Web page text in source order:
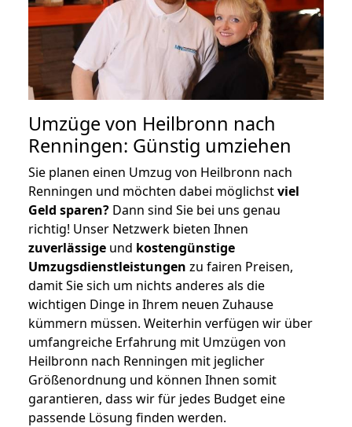
Umzüge von Heilbronn nach
Renningen: Günstig umziehen
Sie planen einen Umzug von Heilbronn nach
Renningen und möchten dabei möglichstviel
Geld sparen? Dann sind Sie bei uns genau
richtig! Unser Netzwerk bieten Ihnen
zuverlässige und kostengünstige
Umzugsdienstleistungen zu fairen Preisen,
damit Sie sich um nichts anderes als die
wichtigen Dinge in Ihrem neuen Zuhause
kümmern müssen. Weiterhin verfügen wir über
umfangreiche Erfahrung mit Umzügen von
Heilbronn nach Renningen mit jeglicher
Größenordnung und können Ihnen somit
garantieren, dass wir für jedes Budget eine
passende Lösung finden werden.